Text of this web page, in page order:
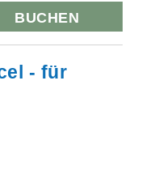
BUCHEN
- für